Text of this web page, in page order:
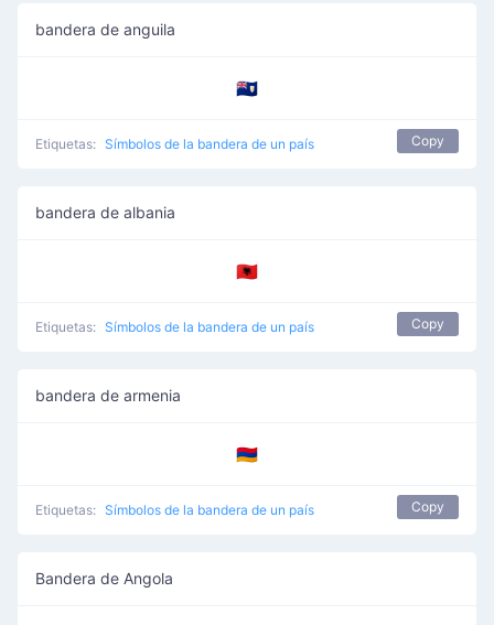
bandera de anguila
🇦🇮
Etiquetas: Símbolos de la bandera de un país Copy
bandera de albania
🇦🇱
Etiquetas: Símbolos de la bandera de un país Copy
bandera de armenia
🇦🇲
Etiquetas: Símbolos de la bandera de un país Copy
Bandera de Angola